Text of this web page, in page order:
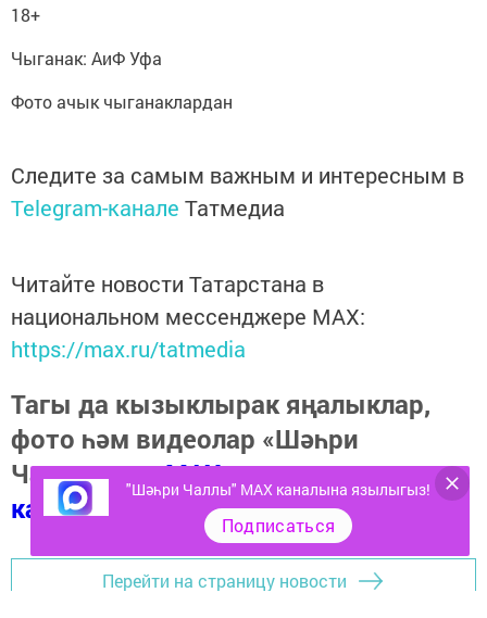
18+
Чыганак: АиФ Уфа
Фото ачык чыганаклардан
Следите за самым важным и интересным в
Telegram-канале Татмедиа
Читайте новости Татарстана в
национальном мессенджере MАХ:
https://max.ru/tatmedia
Тагы да кызыклырак яңалыклар,
фото һәм видеолар «Шәһри
Чаллы»ныңMAX
каналында
(язылыгыз).
Перейти на страницу новости
"Шәһри Чаллы" MAX каналына язылыгыз!
Подписаться